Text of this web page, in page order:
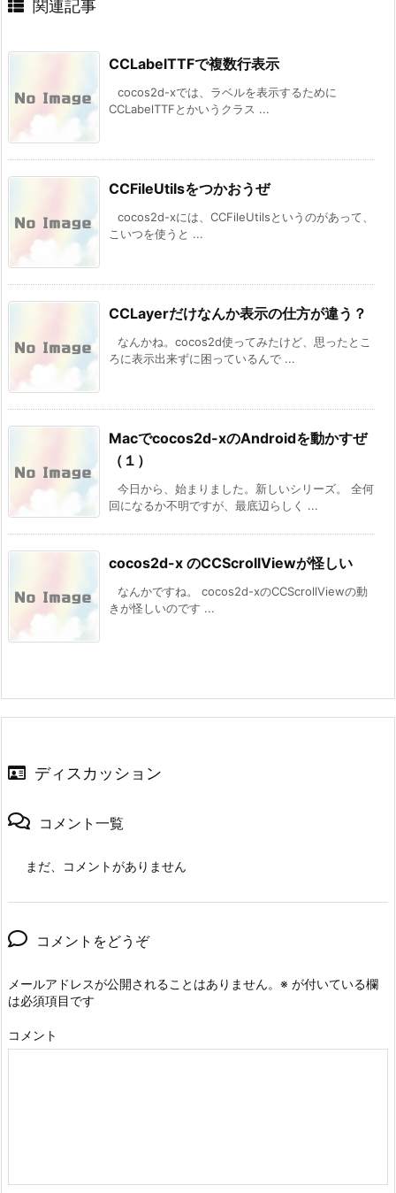
関連記事
CCLabelTTFで複数行表示
cocos2d-xでは、ラベルを表示するために
CCLabelTTFとかいうクラス ...
CCFileUtilsをつかおうぜ
cocos2d-xには、CCFileUtilsというのがあって、
こいつを使うと ...
CCLayerだけなんか表示の仕方が違う？
なんかね。cocos2d使ってみたけど、思ったとこ
ろに表示出来ずに困っているんで ...
Macでcocos2d-xのAndroidを動かすぜ
（１）
今日から、始まりました。新しいシリーズ。 全何
回になるか不明ですが、最底辺らしく ...
cocos2d-x のCCScrollViewが怪しい
なんかですね。 cocos2d-xのCCScrollViewの動
きが怪しいのです ...
ディスカッション
コメント一覧
まだ、コメントがありません
コメントをどうぞ
メールアドレスが公開されることはありません。 ※ が付いている欄
は必須項目です
コメント